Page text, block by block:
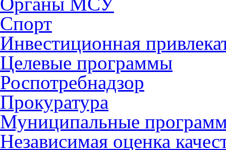
Спорт
Инвестиционная
Целевые программы
Роспотребнадзор
Прокуратура
Муниципальные
Независимая оценка